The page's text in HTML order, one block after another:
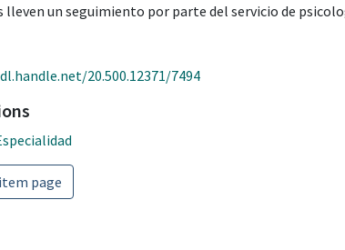
lleven un seguimiento por parte del servicio de
20.500.12371/7494
page